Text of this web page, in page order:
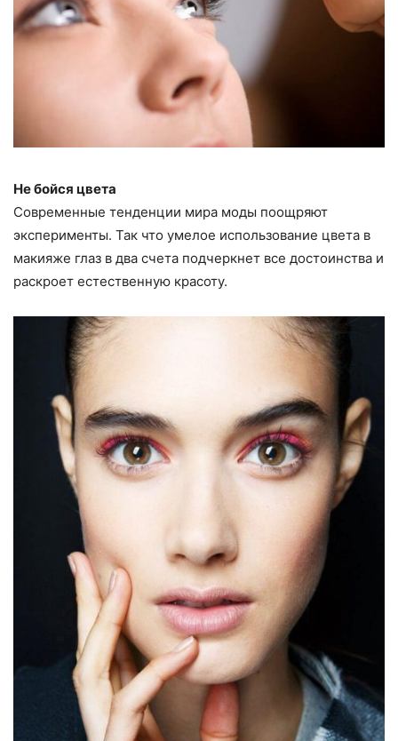
Не бойся цвета
Современные тенденции мира моды поощряют
эксперименты. Так что умелое использование цвета в
макияже глаз в два счета подчеркнет все достоинства и
раскроет естественную красоту.